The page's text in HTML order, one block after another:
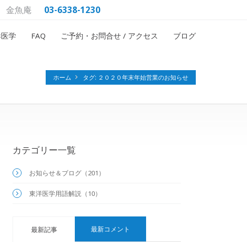
金魚庵 03-6338-1230
学 FAQ ご予約・お問合せ / アクセス ブログ
ホーム タグ: ２０２０年末年始営業のお知らせ
カテゴリー一覧
お知らせ＆ブログ（201）
東洋医学用語解説（10）
最新記事 最新コメント